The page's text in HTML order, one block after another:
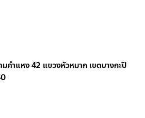
คำแหง 42 แขวงหัวหมาก เขตบางกะปิ